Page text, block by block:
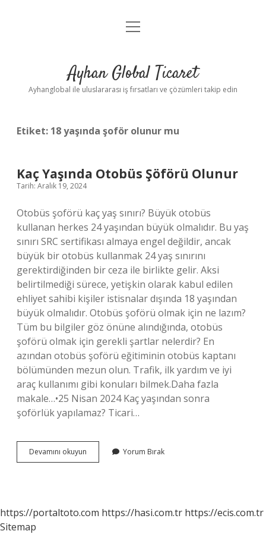
Anasayfa
Yasal Uyarı
menüyü
Ayhan Global Ticaret
Ayhanglobal ile uluslararası iş fırsatları ve çözümleri takip edin
Etiket: 18 yaşında şoför olunur mu
Kaç Yaşında Otobüs Şöförü Olunur
Tarih: Aralık 19, 2024
Otobüs şoförü kaç yaş sınırı? Büyük otobüs
kullanan herkes 24 yaşından büyük olmalıdır. Bu yaş
sınırı SRC sertifikası almaya engel değildir, ancak
büyük bir otobüs kullanmak 24 yaş sınırını
gerektirdiğinden bir ceza ile birlikte gelir. Aksi
belirtilmediği sürece, yetişkin olarak kabul edilen
ehliyet sahibi kişiler istisnalar dışında 18 yaşından
büyük olmalıdır. Otobüs şoförü olmak için ne lazım?
Tüm bu bilgiler göz önüne alındığında, otobüs
şoförü olmak için gerekli şartlar nelerdir? En
azından otobüs şoförü eğitiminin otobüs kaptanı
bölümünden mezun olun. Trafik, ilk yardım ve iyi
araç kullanımı gibi konuları bilmek.Daha fazla
makale…•25 Nisan 2024 Kaç yaşından sonra
şoförlük yapılamaz? Ticari…
Devamını okuyun
Yaşında
Yorum Bırak
https://portaltoto.com https://hasi.com.tr https://ecis.com.tr
Sitemap